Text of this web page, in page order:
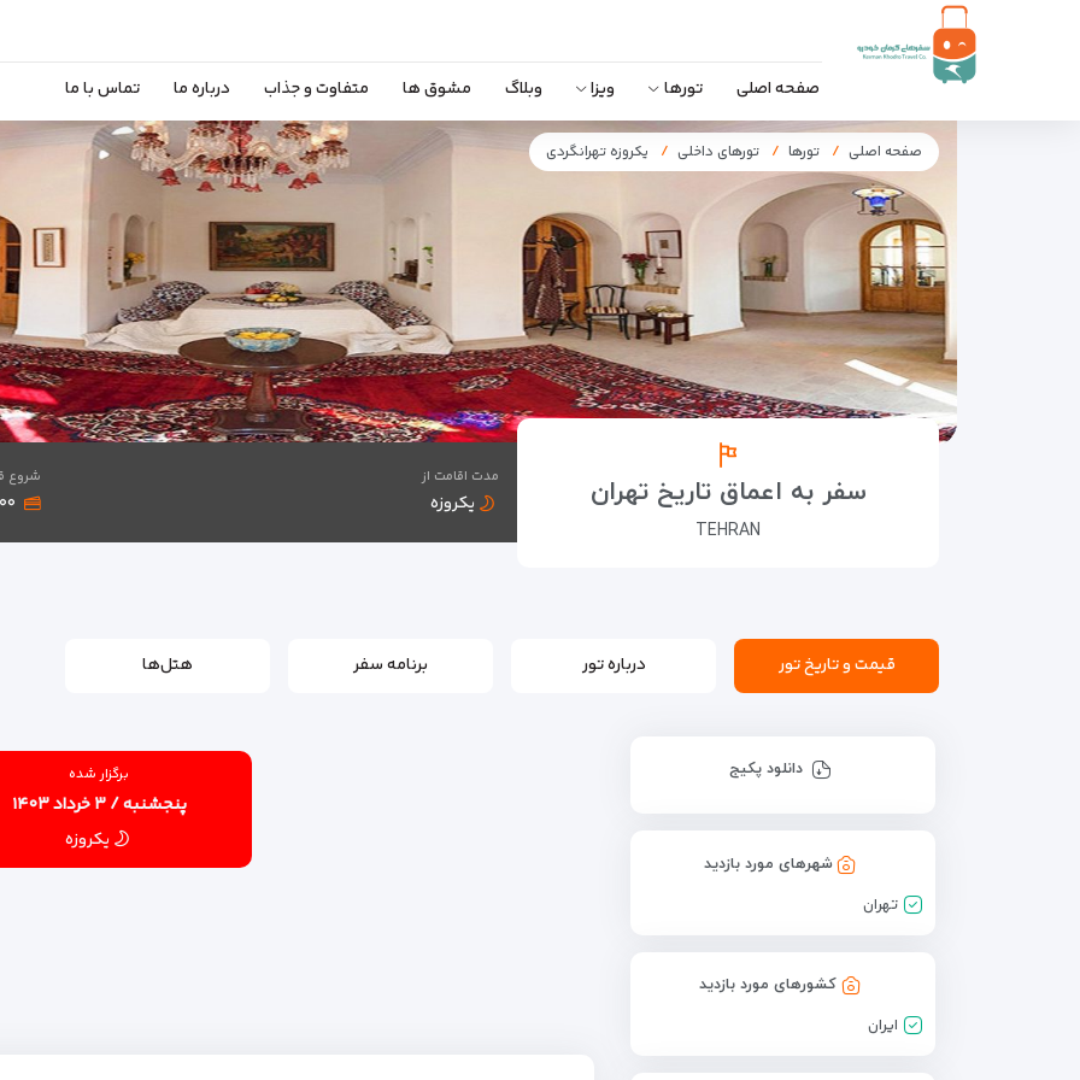
صفحه اصلی تورها ویزا وبلاگ مشوق ها متفاوت و جذاب درباره ما تماس با ما
صفحه اصلی تورها تورهای داخلی یکروزه تهرانگردی
سفر به اعماق تاریخ تهران
TEHRAN
مدت اقامت از
یکروزه
شروع
قیمت و تاریخ تور درباره تور برنامه سفر هتل‌ها
دانلود پکیج
شهرهای مورد بازدید
تهران
کشورهای مورد بازدید
ایران
برگزار شده
پنجشنبه / ۳ خرداد ۱۴۰۳
یکروزه